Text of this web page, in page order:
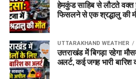
हेमकुंड साहिब से लौटते वक्त
फिसलने से एक श्रद्धालु की
UTTARAKHAND WEATHER
उत्तराखंड में बिगड़ा रहेगा
अलर्ट, कई जगह भारी बारिश